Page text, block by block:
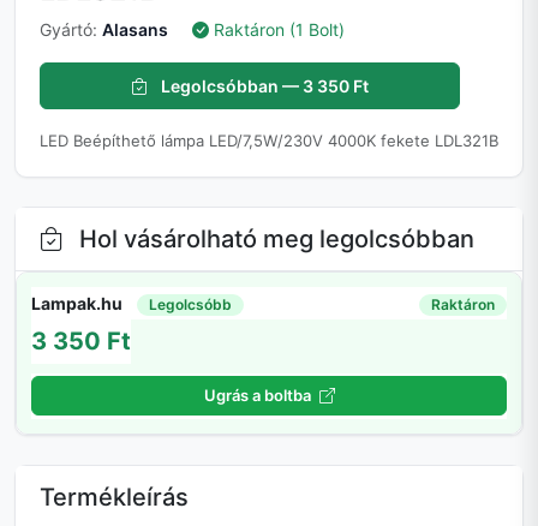
Gyártó: Alasans Raktáron (1 Bolt)
Legolcsóbban — 3 350 Ft
LED Beépíthető lámpa LED/7,5W/230V 4000K fekete LDL321B
Hol vásárolható meg legolcsóbban
Lampak.hu Legolcsóbb Raktáron
3 350 Ft
Ugrás a boltba
Termékleírás